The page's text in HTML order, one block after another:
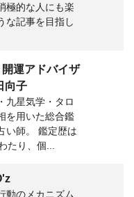
極的な人にも楽
な記事を目指し
運アドバイザ
向子
九星気学・タロ
を用いた総合鑑
い師。 鑑定歴は
たり、個...
動のメカニズム